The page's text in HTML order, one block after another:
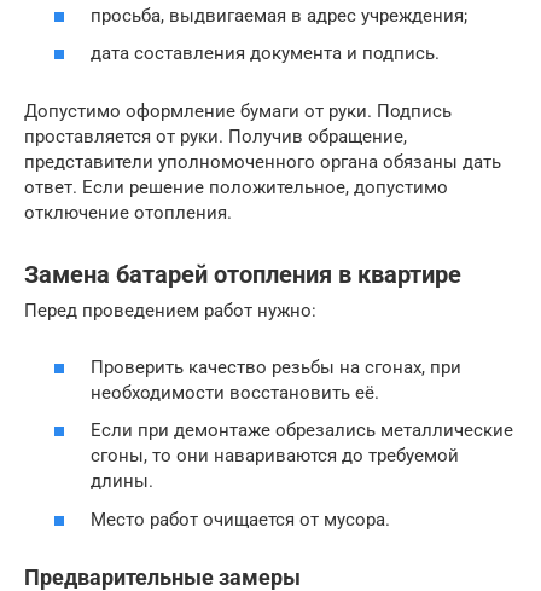
просьба, выдвигаемая в адрес учреждения;
дата составления документа и подпись.
Допустимо оформление бумаги от руки. Подпись
проставляется от руки. Получив обращение,
представители уполномоченного органа обязаны дать
ответ. Если решение положительное, допустимо
отключение отопления.
Замена батарей отопления в квартире
Перед проведением работ нужно:
Проверить качество резьбы на сгонах, при
необходимости восстановить её.
Если при демонтаже обрезались металлические
сгоны, то они навариваются до требуемой
длины.
Место работ очищается от мусора.
Предварительные замеры